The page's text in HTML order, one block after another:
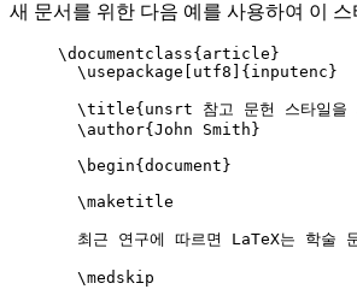
새 문서를 위한 다음 예를 사용하여 이
\documentclass{ article }
\usepackage
utf8 ]{ inputenc }
\title{unsrt 참고 문헌 스타일을
\author{John Smith}
\begin{ document }
\maketitle
최근 연구에 따르면 LaTeX는 학술
\medskip